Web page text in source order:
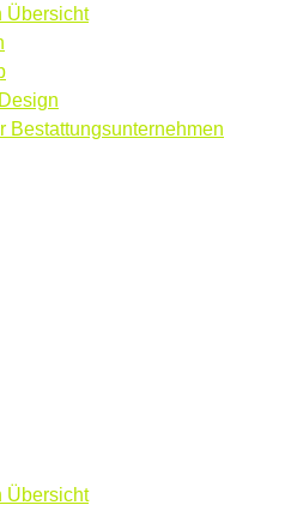
Übersicht
Bestattungsunternehmen
Übersicht